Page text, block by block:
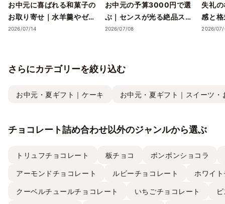
お中元に喜ばれる和菓子の
お取り寄せ｜水羊羹やゼリ
ーで涼を届ける夏ギフト
2026/07/14
お中元の予算3000円で選
ぶ｜センスが光る絶品スイ
ーツギフトと失敗しない選
2026/07/08
失礼
感と
ツギフ
2026/07/
さらにカテゴリーを絞り込む
お中元・夏ギフト｜ケーキ お中元・夏ギフト｜スイーツ・
チョコレート詰め合わせ以外のジャンルから選ぶ
トリュフチョコレート 板チョコ ボンボンショコラ
アーモンドチョコレート ルビーチョコレート ホワイ
クーベルチュールチョコレート いちごチョコレート